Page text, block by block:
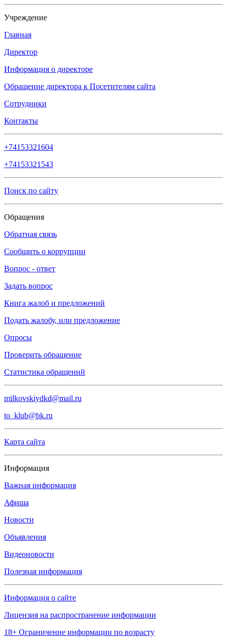
Учреждение
Главная
Директор
Информация о директоре
Обращение директора к Посетителям сайта
Сотрудники
Контакты
+74153321604
+74153321543
Поиск по сайту
Обращения
Обратная связь
Сообщить о коррупции
Вопрос - ответ
Задать вопрос
Книга жалоб и предложений
Подать жалобу, или предложение
Опросы
Проверить обращение
Статистика обращений
milkovskiydkd@mail.ru
to_klub@bk.ru
Карта сайта
Информация
Важная информация
Афиша
Новости
Объявления
Видеоновости
Полезная информация
Информация о сайте
Лицензия на распространение информации
18+ Ограничение информации по возрасту